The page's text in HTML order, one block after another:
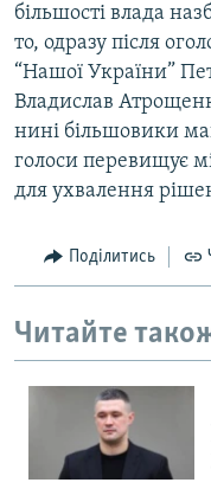
більшості влада
то, одразу після
“Нашої України”
Владислав
нині більшовики
голоси перевищує
для ухвалення
Поділитись
Читайте